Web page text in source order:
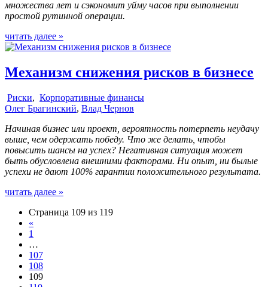
множества лет и сэкономит уйму часов при выполнении
простой рутинной операции.
читать далее »
Механизм снижения рисков в бизнесе
Риски, Корпоративные финансы
Олег Брагинский, Влад Чернов
Начиная бизнес или проект, вероятность потерпеть неудачу
выше, чем одержать победу. Что же делать, чтобы
повысить шансы на успех? Негативная ситуация может
быть обусловлена внешними факторами. Ни опыт, ни былые
успехи не дают 100% гарантии положительного результата.
читать далее »
Страница 109 из 119
«
1
…
107
108
109